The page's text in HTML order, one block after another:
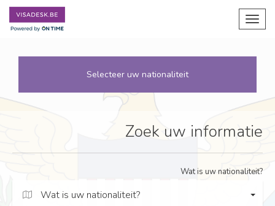
Selecteer uw nationaliteit
Zoek uw informatie
Wat is uw nationaliteit?
Wat is uw nationaliteit?